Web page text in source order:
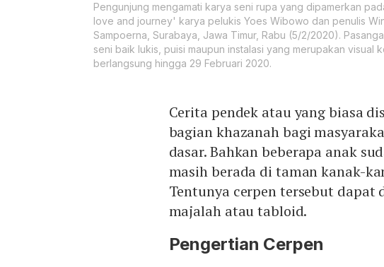
Pengunjung mengamati karya seni rupa yang dipamerkan
love and journey' karya pelukis Yoes Wibowo dan penulis
Sampoerna, Surabaya, Jawa Timur, Rabu (5/2/2020).
seni baik lukis, puisi maupun instalasi yang merupakan visual
berlangsung hingga 29 Februari 2020.
Cerita pendek atau yang biasa
bagian khazanah bagi
dasar. Bahkan beberapa anak
masih berada di taman kanak-
Tentunya cerpen tersebut
majalah atau tabloid.
Pengertian Cerpen